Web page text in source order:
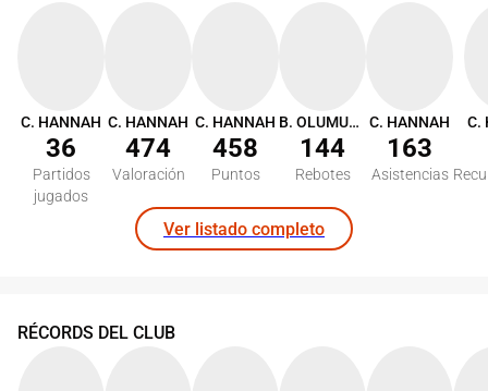
C. HANNAH
36
Partidos
jugados
C. HANNAH
474
Valoración
C. HANNAH
458
Puntos
B. OLUMUYIWA
144
Rebotes
C. HANNAH
163
Asistencias
C.
Ver listado completo
RÉCORDS DEL CLUB